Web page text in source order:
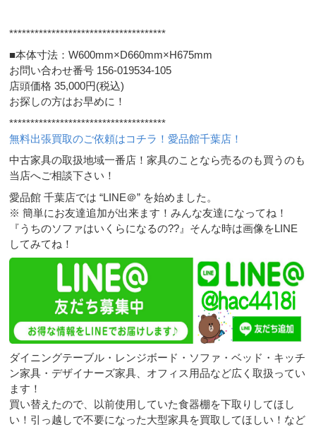
*************************************
■本体寸法：W600mm×D660mm×H675mm
お問い合わせ番号 156-019534-105
店頭価格 35,000円(税込)
お探しの方はお早めに！
*************************************
無料出張買取のご依頼はコチラ！愛品館千葉店！
中古家具の取扱地域一番店！家具のことなら売るのも買うのも
当店へご相談下さい！
愛品館 千葉店では “LINE＠” を始めました。
※ 簡単にお友達追加が出来ます！みんな友達になってね！
『うちのソファはいくらになるの??』そんな時は画像をLINE
してみてね！
ダイニングテーブル・レンジボード・ソファ・ベッド・キッチ
ン家具・デザイナーズ家具、オフィス用品など広く取扱ってい
ます！
買い替えたので、以前使用していた食器棚を下取りしてほし
い！引っ越しで不要になった大型家具を買取してほしい！など